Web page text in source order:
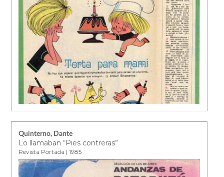
Quinterno, Dante
Lo llamaban “Pies contreras”
Revista Portada | 1985